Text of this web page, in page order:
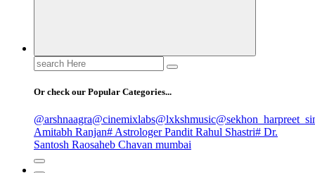
Search
for:
Or check our Popular Categories...
@arshnaagra@cinemixlabs@lxkshmusic
Amitabh Ranjan# Astrologer Pandit Rahul Shastri# Dr.
Santosh Raosaheb Chavan mumbai